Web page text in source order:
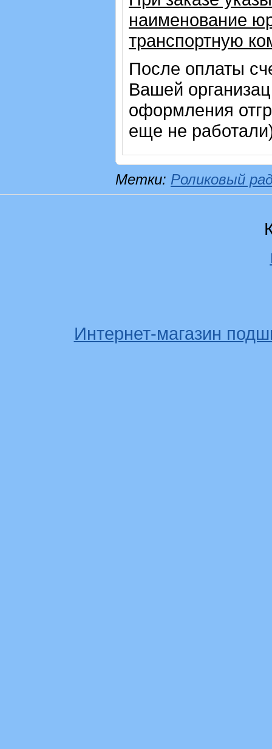
наименование
транспортную
После оплаты
Вашей
оформления
еще не
Метки: Роликовый
Интернет-магазин